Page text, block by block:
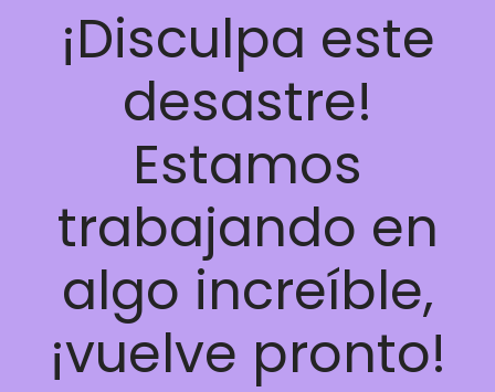
¡Disculpa este
desastre!
Estamos
trabajando en
algo increíble,
¡vuelve pronto!